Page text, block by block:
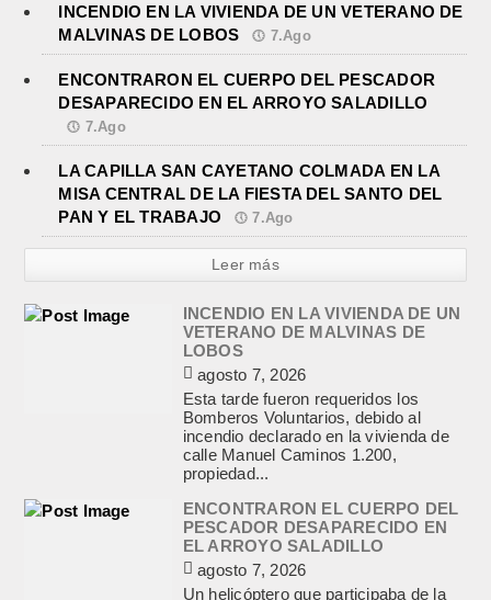
INCENDIO EN LA VIVIENDA DE UN VETERANO DE
MALVINAS DE LOBOS
7.Ago
ENCONTRARON EL CUERPO DEL PESCADOR
DESAPARECIDO EN EL ARROYO SALADILLO
7.Ago
LA CAPILLA SAN CAYETANO COLMADA EN LA
MISA CENTRAL DE LA FIESTA DEL SANTO DEL
PAN Y EL TRABAJO
7.Ago
Leer más
INCENDIO EN LA VIVIENDA DE UN
VETERANO DE MALVINAS DE
LOBOS
agosto 7, 2026
Esta tarde fueron requeridos los
Bomberos Voluntarios, debido al
incendio declarado en la vivienda de
calle Manuel Caminos 1.200,
propiedad...
ENCONTRARON EL CUERPO DEL
PESCADOR DESAPARECIDO EN
EL ARROYO SALADILLO
agosto 7, 2026
Un helicóptero que participaba de la